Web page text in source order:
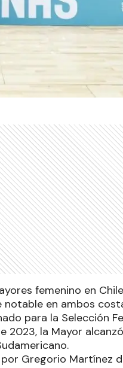
femenino en
en ambos
para la Selección
2023, la Mayor
Gregorio Martínez